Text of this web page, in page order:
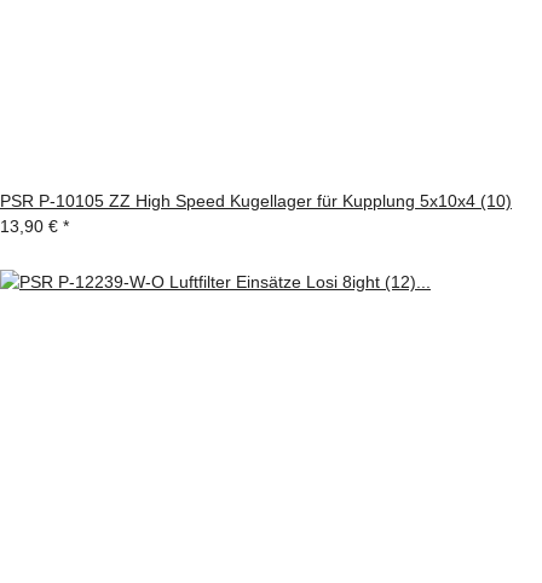
PSR P-10105 ZZ High Speed Kugellager für Kupplung 5x10x4 (10)
13,90 € *